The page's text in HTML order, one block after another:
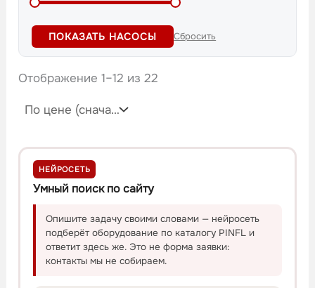
ПОКАЗАТЬ НАСОСЫ Сбросить
Отображение 1–12 из 22
НЕЙРОСЕТЬ
Умный поиск по сайту
Опишите задачу своими словами — нейросеть
подберёт оборудование по каталогу PINFL и
ответит здесь же. Это не форма заявки:
контакты мы не собираем.